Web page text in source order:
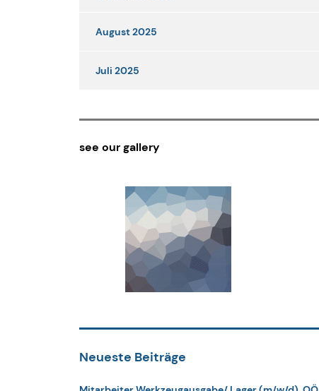
August 2025
Juli 2025
see our gallery
Neueste Beiträge